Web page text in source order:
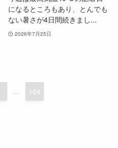
になるところもあり、とんでも
ない暑さが4日間続きまし...
2026年7月25日
... 164